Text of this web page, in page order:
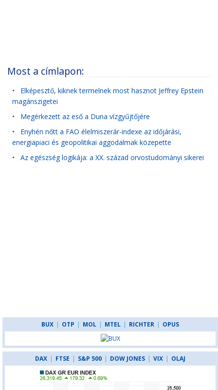
Most a címlapon:
• Elképesztő, kiknek termelnek most hasznot Jeffrey Epstein
magánszigetei
• Megérkezett az eső a Duna vízgyűjtőjére
• Enyhén nőtt a FAO élelmiszerár-indexe az időjárási,
energiapiaci és geopolitikai aggodalmak közepette
• Az egészség logikája: a XX. század orvostudományi sikerei
BUX | OTP | MOL | MTEL | RICHTER | OPUS
DAX | FTSE | S&P 500 | DOW JONES | VIX | OLAJ